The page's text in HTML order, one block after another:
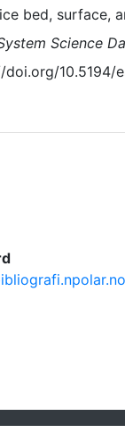
bed, surface,
Science
doi.org/10.5194/